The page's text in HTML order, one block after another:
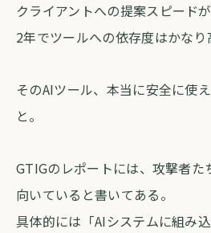
クライアントへの提案スピード
2年でツールへの依存度はかなり
そのAIツール、本当に安全に使
と。
GTIGのレポートには、攻撃者た
向いていると書いてある。
具体的には「AIシステムに組み